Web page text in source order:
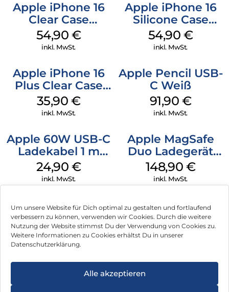
Um unsere Website für Dich optimal zu gestalten und fortlaufend
verbessern zu können, verwenden wir Cookies. Durch die weitere
Nutzung der Website stimmst Du der Verwendung von Cookies zu.
Weitere Informationen zu Cookies erhältst Du in unserer
Datenschutzerklärung.
Alle akzeptieren
Apple iPhone 16
Clear Case
MagSafe
Transparent
54,90 €
inkl. MwSt.
Apple iPhone 16
Silicone Case
MagSafe Lake
Green
54,90 €
inkl. MwSt.
Apple iPhone 16
Plus Clear Case
MagSafe
Transparent
35,90 €
inkl. MwSt.
Apple Pencil USB-
C Weiß
91,90 €
inkl. MwSt.
Apple 60W USB-C
Ladekabel 1 m
Weiß
24,90 €
inkl. MwSt.
Apple MagSafe
Duo Ladegerät
Weiß
148,90 €
inkl. MwSt.
Impressum
Können wir Dir behilflich sein?